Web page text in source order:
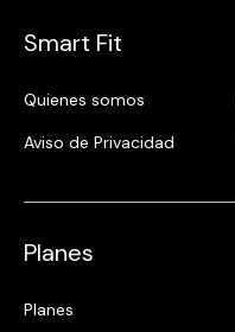
Smart Fit
Quienes somos
Aviso de Privacidad
Planes
Planes